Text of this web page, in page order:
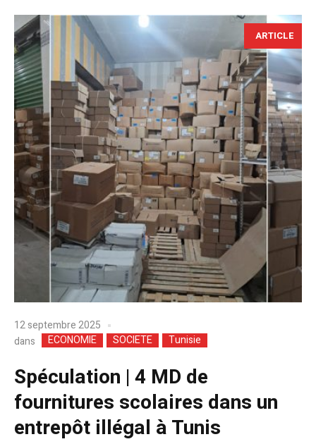
ARTICLE
12 septembre 2025
dans
ECONOMIE SOCIETE Tunisie
Spéculation | 4 MD de
fournitures scolaires dans un
entrepôt illégal à Tunis